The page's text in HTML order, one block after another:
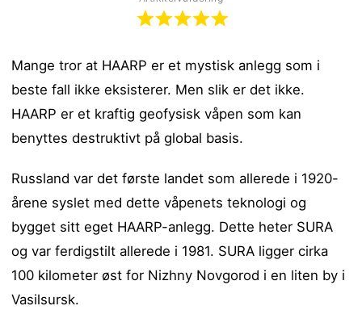
Mange tror at HAARP er et mystisk anlegg som i
beste fall ikke eksisterer. Men slik er det ikke.
HAARP er et kraftig geofysisk våpen som kan
benyttes destruktivt på global basis.
Russland var det første landet som allerede i 1920-
årene syslet med dette våpenets teknologi og
bygget sitt eget HAARP-anlegg. Dette heter SURA
og var ferdigstilt allerede i 1981. SURA ligger cirka
100 kilometer øst for Nizhny Novgorod i en liten by i
Vasilsursk.